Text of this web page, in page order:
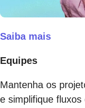
Saiba mais
Equipes
Mantenha os
e simplifique